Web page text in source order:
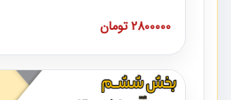
است که در دانشگاه صنعتی شریف
نکات کلیدی مربوط به اسناد و مدارک
پیمان به همراه تجربیات عملی در
2800000 تومان